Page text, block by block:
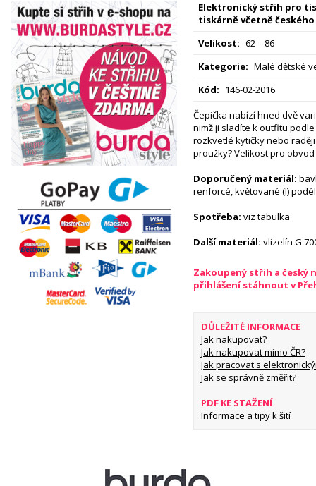
Elektronický střih pro
tiskárně včetně českého
Velikost: 62 – 86
Kategorie: Malé dětské
Kód: 146-02-2016
Čepička nabízí hned dvě
nimž ji sladíte k outfitu
rozkvetlé kytičky nebo
proužky? Velikost pro
Doporučený materiál:
renforcé, květované (I)
Spotřeba: viz tabulka
Další materiál: vlizelín G
Zakoupený střih a český
přihlášení stáhnout v
DŮLEŽITÉ INFORMACE
Jak nakupovat?
Jak nakupovat mimo ČR?
Jak pracovat s
Jak se správně změřit?
PDF KE STAŽENÍ
Informace a tipy k šití